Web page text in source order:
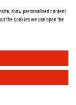
show personalised content
the cookies we use open the